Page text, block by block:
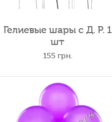
Гелиевые шары с Д. Р. 1
шт
155 грн.